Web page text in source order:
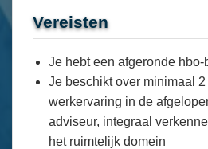
Vereisten
Je hebt een afgeronde
Je beschikt over minimaal
werkervaring in de
adviseur, integraal
het ruimtelijk domein